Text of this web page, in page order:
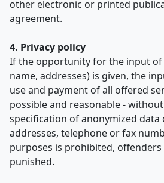
other electronic or printed
agreement.
4. Privacy policy
If the opportunity for the input of
name, addresses) is given, the
use and payment of all offered
possible and reasonable -
specification of anonymized data
addresses, telephone or fax
purposes is prohibited,
punished.